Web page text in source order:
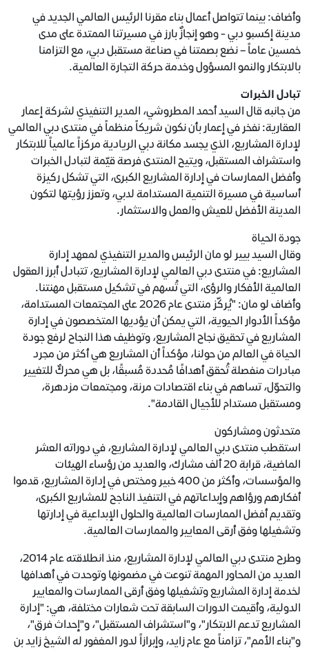
وأضاف: بينما تتواصل أعمال بناء مقرنا الرئيس العالمي الجديد في
مدينة إكسبو دبي - وهو إنجازٌ بارز في مسيرتنا الممتدة على مدى
خمسين عاماً – نضع بصمتنا في صناعة مستقبل دبي، مع التزامنا
بالابتكار والنمو المسؤول وخدمة حركة التجارة العالمية.
تبادل الخبرات
من جانبه قال السيد أحمد المطروشي، المدير التنفيذي لشركة إعمار
العقارية: نفخر في إعمار بأن نكون شريكاً منظماً في منتدى دبي العالمي
لإدارة المشاريع، الذي يجسد مكانة دبي الريادية مركزاً عالمياً للابتكار
واستشراف المستقبل، ويتيح المنتدى فرصة قيّمة لتبادل الخبرات
وأفضل الممارسات في إدارة المشاريع الكبرى، التي تشكل ركيزة
أساسية في مسيرة التنمية المستدامة لدبي، وتعزز رؤيتها لتكون
المدينة الأفضل للعيش والعمل والاستثمار.
جودة الحياة
وقال السيد بيير لو مان الرئيس والمدير التنفيذي لمعهد إدارة
المشاريع: في منتدى دبي العالمي لإدارة المشاريع، تتبادل أبرز العقول
العالمية الأفكار والرؤى، التي تُسهم في تشكيل مستقبل مهنتنا.
وأضاف لو مان: "يُركّز منتدى عام 2026 على المجتمعات المستدامة،
مؤكداً الأدوار الحيوية، التي يمكن أن يؤديها المتخصصون في إدارة
المشاريع في تحقيق نجاح المشاريع، وتوظيف هذا النجاح لرفع جودة
الحياة في العالم من حولنا، مؤكداً أن المشاريع هي أكثر من مجرد
مبادرات منفصلة تُحقق أهدافًا مُحددة مُسبقًا، بل هي محركٌ للتغيير
والتحوّل، تساهم في بناء اقتصادات مرنة، ومجتمعات مزدهرة،
ومستقبل مستدام للأجيال القادمة".
متحدثون ومشاركون
استقطب منتدى دبي العالمي لإدارة المشاريع، في دوراته العشر
الماضية، قرابة 20 ألف مشارك، والعديد من رؤساء الهيئات
والمؤسسات، وأكثر من 400 خبير ومختص في إدارة المشاريع، قدموا
أفكارهم ورؤاهم وإبداعاتهم في التنفيذ الناجح للمشاريع الكبرى،
وتقديم أفضل الممارسات العالمية والحلول الإبداعية في إدارتها
وتشغيلها وفق أرقى المعايير والممارسات العالمية.
وطرح منتدى دبي العالمي لإدارة المشاريع، منذ انطلاقته عام 2014،
العديد من المحاور المهمة تنوعت في مضمونها وتوحدت في أهدافها
لخدمة إدارة المشاريع وتشغيلها وفق أرقى الممارسات والمعايير
الدولية، وأقيمت الدورات السابقة تحت شعارات مختلفة، هي: "إدارة
المشاريع تدعم الابتكار"، و"استشراف المستقبل"، و"إحداث فرق"،
و"بناء الأمم"، تزامناً مع عام زايد، وإبرازاً لدور المغفور له الشيخ زايد بن